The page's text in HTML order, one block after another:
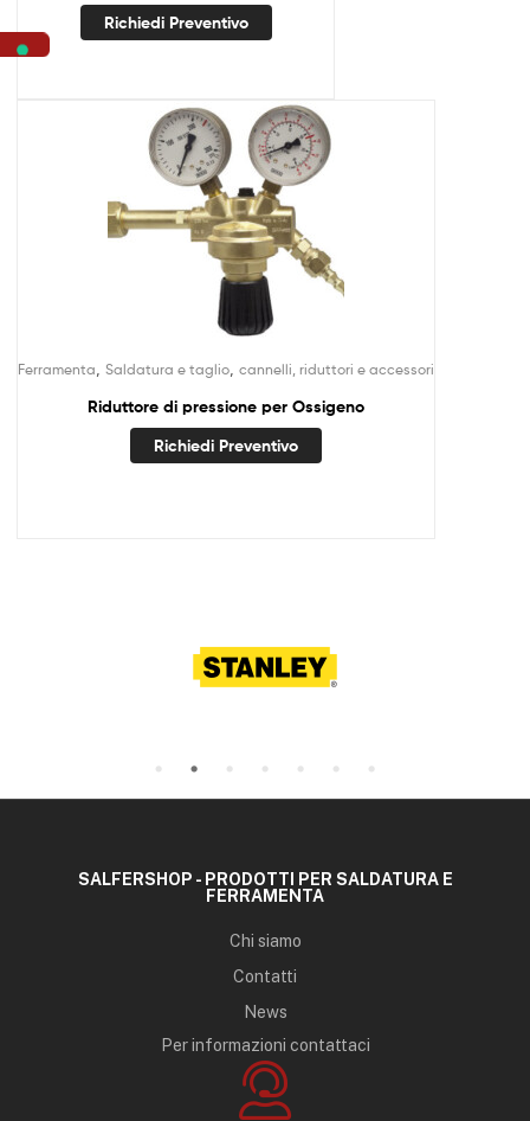
Richiedi Preventivo
Ferramenta Saldatura e taglio cannelli, riduttori e accessori
Riduttore di pressione per Ossigeno
Richiedi Preventivo
SALFERSHOP - PRODOTTI PER SALDATURA E
FERRAMENTA
Chi siamo
Contatti
News
Per informazioni contattaci